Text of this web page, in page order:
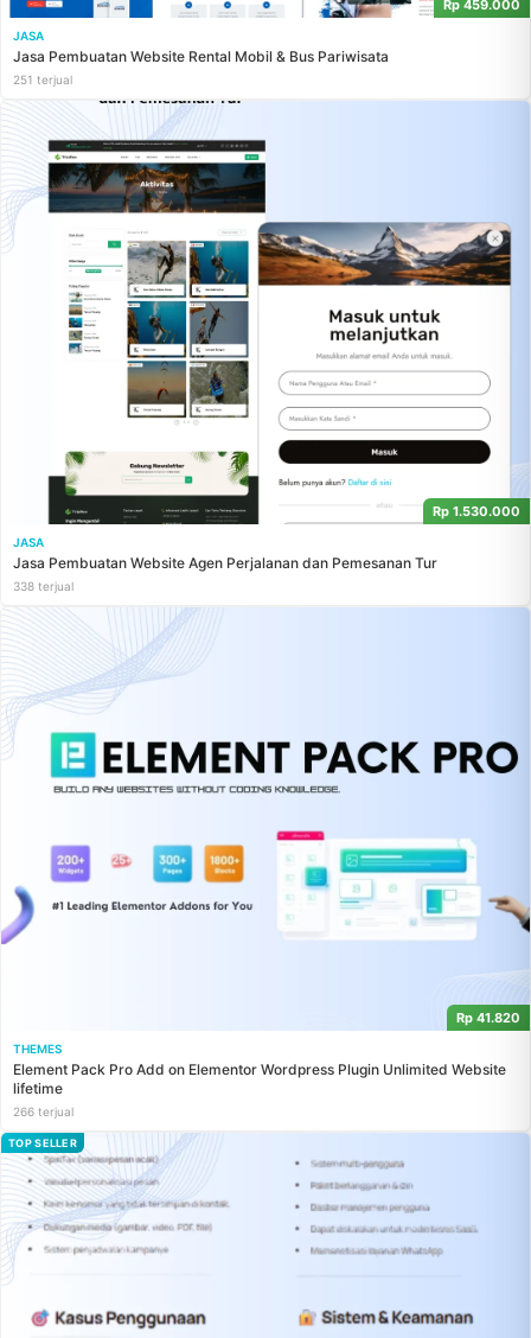
Rp 459.000
JASA
Jasa Pembuatan Website Rental Mobil & Bus Pariwisata
251 terjual
Rp 1.530.000
JASA
Jasa Pembuatan Website Agen Perjalanan dan Pemesanan Tur
338 terjual
Rp 41.820
THEMES
Element Pack Pro Add on Elementor Wordpress Plugin Unlimited Website
lifetime
266 terjual
TOP SELLER